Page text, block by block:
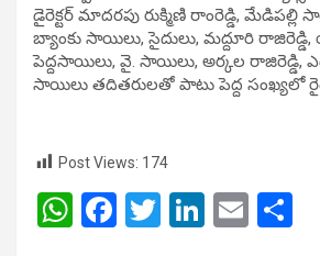
డైరెక్టర్ మాదరపు రుక్మిణి రాంరెడ్డి, మేడిపల్లి
బ్యాంకు సాయిలు, సైదులు, మద్దూరి రాజిరెడ్డి,
పెద్దసాయిలు, వై. సాయిలు, అర్కల రాజిరెడ్డి,
సాయిలు తదితరులతో పాటు పెద్ద సంఖ్యలో
Post Views: 174
W F
T
Li
E